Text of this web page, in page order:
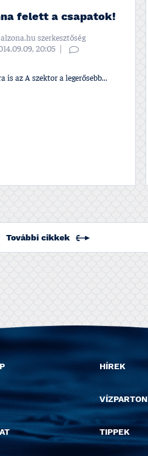
felett a csapatok!
szerkesztőség
20:05
is az A szektor a legerősebb...
További cikkek
HÍREK
VÍZPARTON
TIPPEK